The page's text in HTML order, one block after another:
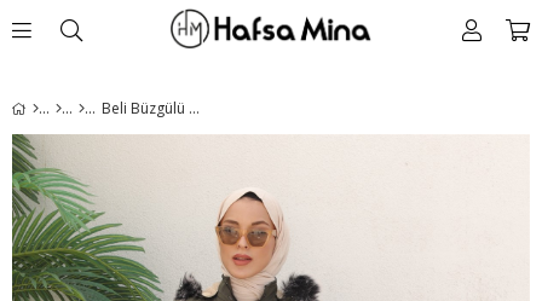
Beli Büzgülü Mont Yeşil